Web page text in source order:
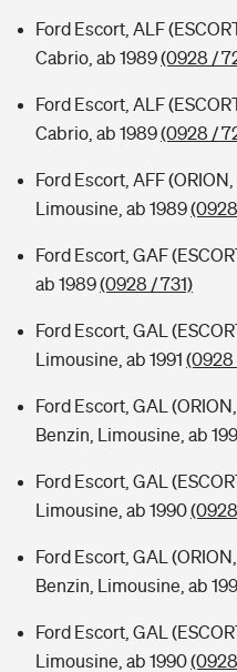
Ford Escort, ALF
Cabrio, ab 1989(0928 /
Ford Escort, ALF
Cabrio, ab 1989(0928 /
Ford Escort, AFF
Limousine, ab 1989
Ford Escort, GAF
ab 1989(0928 / 731)
Ford Escort, GAL
Limousine, ab 1991 (0928
Ford Escort, GAL
Benzin, Limousine, ab
Ford Escort, GAL
Limousine, ab 1990
Ford Escort, GAL
Benzin, Limousine, ab
Ford Escort, GAL
Limousine, ab 1990